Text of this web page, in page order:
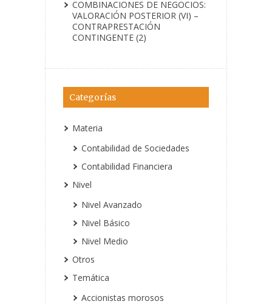
COMBINACIONES DE NEGOCIOS:
VALORACIÓN POSTERIOR (VI) –
CONTRAPRESTACIÓN
CONTINGENTE (2)
Categorías
Materia
Contabilidad de Sociedades
Contabilidad Financiera
Nivel
Nivel Avanzado
Nivel Básico
Nivel Medio
Otros
Temática
Accionistas morosos